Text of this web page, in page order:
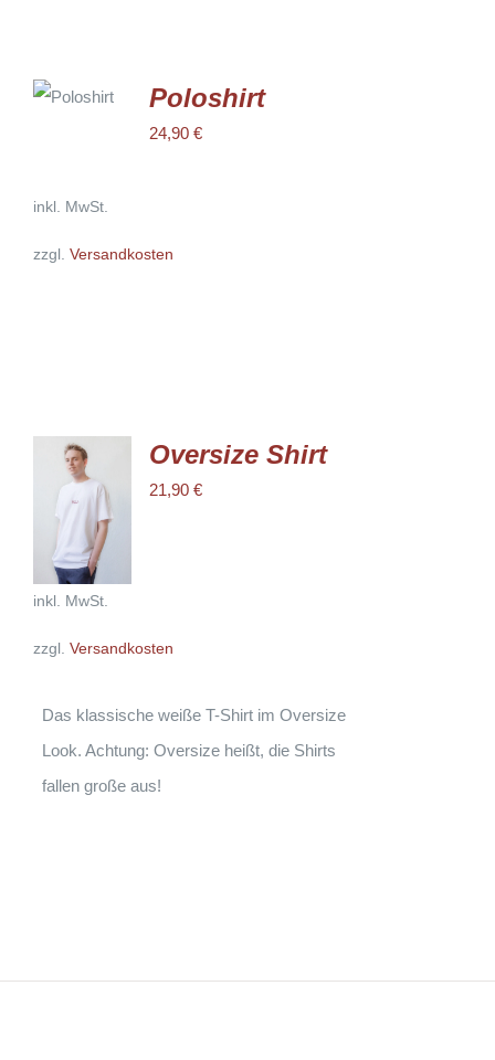
WÄHLEN
DIESES
AUF.
KÖNNEN
Poloshirt
24,90 €
inkl. MwSt.
zzgl. Versandkosten
AUSFÜHRUNG
WÄHLEN
DIESES
PRODUKT
WEIST
MEHRERE
VARIANTEN
OPTIONEN
DER
GEWÄHLT
WERDEN
DETAILS
Oversize Shirt
21,90 €
inkl. MwSt.
zzgl. Versandkosten
Das klassische weiße T-Shirt im Oversize
Look. Achtung: Oversize heißt, die Shirts
fallen große aus!